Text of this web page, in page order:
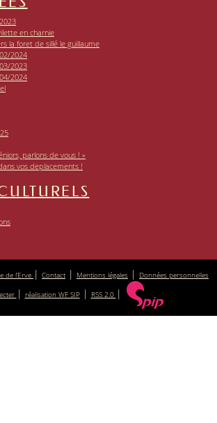
en charnie
la foret de sillé le guillaume
2024
2023
2024
parlons de vous ! »
vos deplacements !
l’Erve | Contact | Mentions légales | Données personnelles
| réalisation WF SIP| RSS 2.0 |